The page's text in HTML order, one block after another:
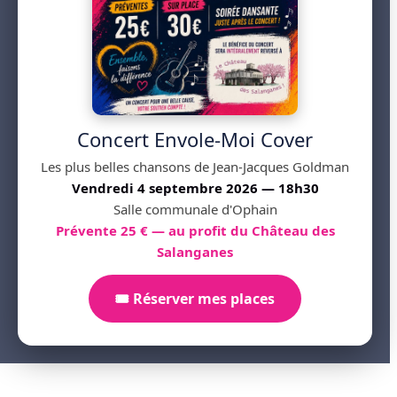
Concert Envole-Moi Cover
Les plus belles chansons de Jean-Jacques Goldman
Vendredi 4 septembre 2026 — 18h30
Salle communale d'Ophain
Prévente 25 € — au profit du Château des
Salanganes
🎟️ Réserver mes places